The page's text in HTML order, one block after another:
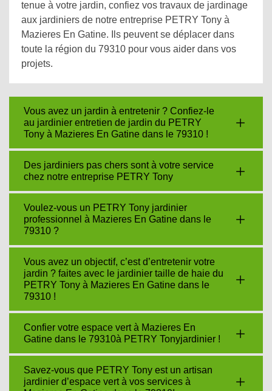
tenue à votre jardin, confiez vos travaux de jardinage
aux jardiniers de notre entreprise PETRY Tony à
Mazieres En Gatine. Ils peuvent se déplacer dans
toute la région du 79310 pour vous aider dans vos
projets.
Vous avez un jardin à entretenir ? Confiez-le
au jardinier entretien de jardin du PETRY
Tony à Mazieres En Gatine dans le 79310 !
Des jardiniers pas chers sont à votre service
chez notre entreprise PETRY Tony
Voulez-vous un PETRY Tony jardinier
professionnel à Mazieres En Gatine dans le
79310 ?
Vous avez un objectif, c’est d’entretenir votre
jardin ? faites avec le jardinier taille de haie du
PETRY Tony à Mazieres En Gatine dans le
79310 !
Confier votre espace vert à Mazieres En
Gatine dans le 79310à PETRY Tonyjardinier !
Savez-vous que PETRY Tony est un artisan
jardinier d’espace vert à vos services à